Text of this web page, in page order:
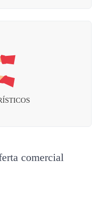
comercial